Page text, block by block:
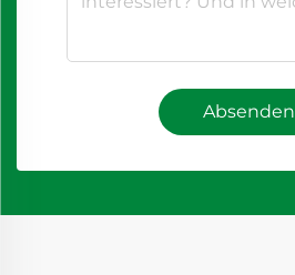
Absenden